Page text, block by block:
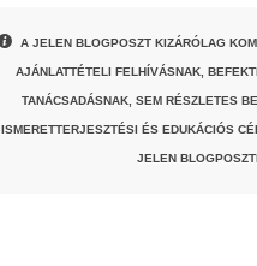
A JELEN BLOGPOSZT KIZÁRÓLAG
AJÁNLATTÉTELI FELHÍVÁSNAK,
TANÁCSADÁSNAK, SEM RÉSZLETES
ISMERETTERJESZTÉSI ÉS EDUKÁCIÓS
JELEN